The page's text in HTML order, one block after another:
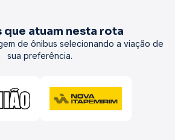
que atuam nesta rota
de ônibus selecionando a viação de
sua preferência.